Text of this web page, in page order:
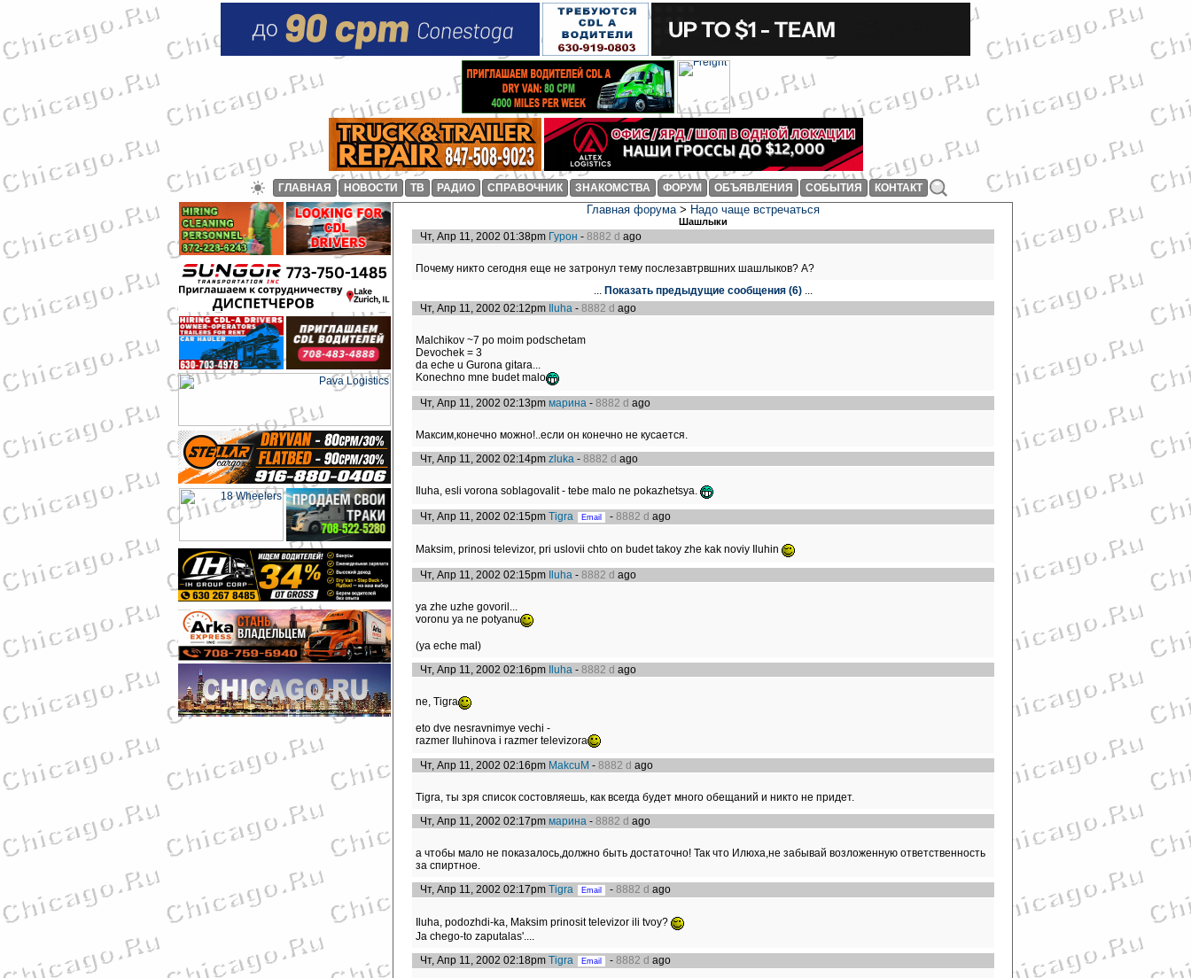
ГЛАВНАЯ НОВОСТИ ТВ РАДИО СПРАВОЧНИК ЗНАКОМСТВА ФОРУМ ОБЪЯВЛЕНИЯ СОБЫТИЯ КОНТАКТ
Главная форума> Надо чаще встречаться
Шашлыки
Чт, Апр 11, 2002 01:38pm Гурон -8882 d ago
Почему никто сегодня еще не затронул тему послезавтрвшних шашлыков? А?
... Показать предыдущие сообщения (6)...
Чт, Апр 11, 2002 02:12pm
Iluha -8882 d ago
Malchikov ~7 po moim podschetam
Devochek = 3
da eche u Gurona gitara...
Konechno mne budet malo
Чт, Апр 11, 2002 02:13pmмарина -8882 d ago
Максим,конечно можно!..если он конечно не кусается.
Чт, Апр 11, 2002 02:14pmzluka -8882 d ago
Iluha, esli vorona soblagovalit - tebe malo ne pokazhetsya.
Чт, Апр 11, 2002 02:15pmTigra -8882 d ago
Maksim, prinosi televizor, pri uslovii chto on budet takoy zhe kak noviy Iluhin
Чт, Апр 11, 2002 02:15pm Iluha -8882 d ago
ya zhe uzhe govoril...
voronu ya ne potyanu
(ya eche mal)
Чт, Апр 11, 2002 02:16pm
Iluha -8882 d ago
ne, Tigra
eto dve nesravnimye vechi -
razmer Iluhinova i razmer televizora
Чт, Апр 11, 2002 02:16pm MakcuM -8882 d ago
Tigra, ты зря список состовляешь, как всегда будет много обещаний и никто не придет.
Чт, Апр 11, 2002 02:17pmмарина -8882 d ago
а чтобы мало не показалось,должно быть достаточно! Так что Илюха,не забывай возложенную ответственность
за спиртное.
Чт, Апр 11, 2002 02:17pmTigra -8882 d ago
Iluha, podozhdi-ka, Maksim prinosit televizor ili tvoy?
Ja chego-to zaputalas'....
Чт, Апр 11, 2002 02:18pmTigra -8882 d ago